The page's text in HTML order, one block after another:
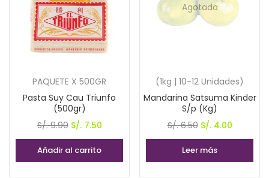
PAQUETE X 500GR
Pasta Suy Cau Triunfo
(500gr)
S/.9.90 El
precio
original
S/.7.50El
precio
Añadir al carrito
Agotado
(1kg | 10-12 Unidades)
Mandarina Satsuma Kinder
S/p (Kg)
S/.6.50 El
precio
original
S/.4.00El
precio
Leer más